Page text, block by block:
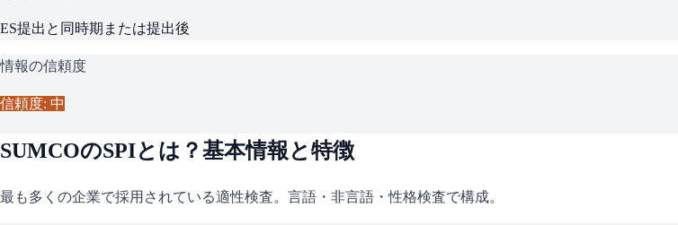
ES提出と同時期または提出後
情報の信頼度
信頼度: 中
SUMCOのSPIとは？基本情報と特徴
最も多くの企業で採用されている適性検査。言語・非言語・性格検査で構成。